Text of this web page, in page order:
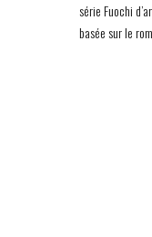
série Fuochi
basée sur le